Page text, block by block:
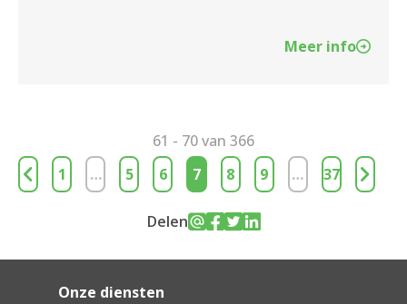
Meer info
61 - 70 van 366
1
… 5 6 7 8 9 … 37
Delen
Onze diensten